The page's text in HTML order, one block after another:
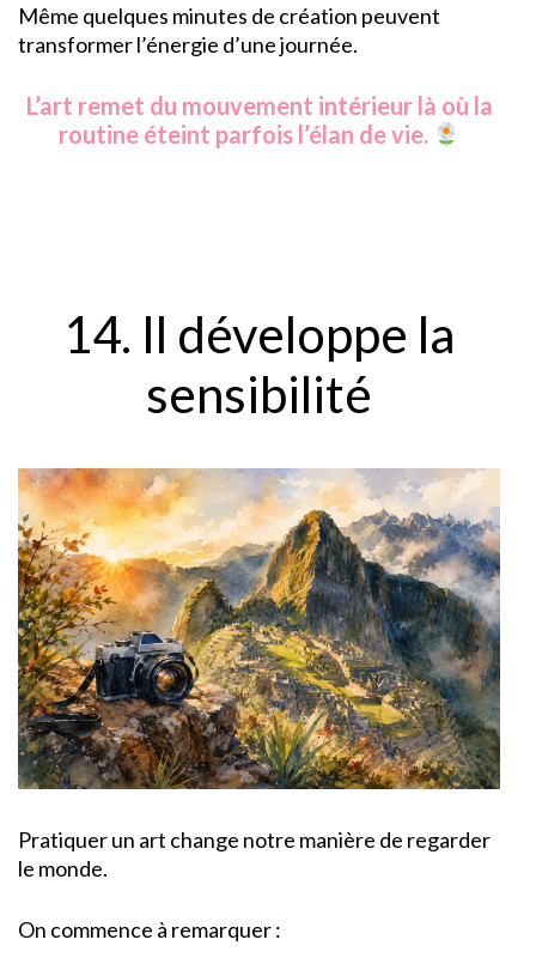
Même quelques minutes de création peuvent
transformer l’énergie d’une journée.
L’art remet du mouvement intérieur là où la
routine éteint parfois l’élan de vie.
14. Il développe la
sensibilité
Pratiquer un art change notre manière de regarder
le monde.
On commence à remarquer :